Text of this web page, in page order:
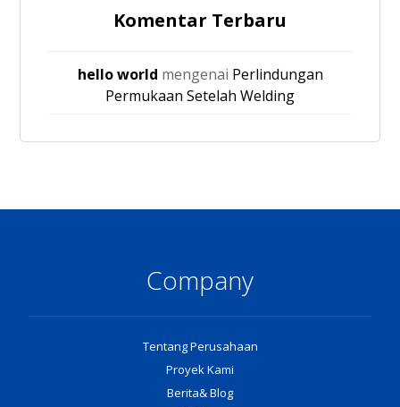
Komentar Terbaru
hello world mengenai Perlindungan
Permukaan Setelah Welding
Company
Tentang Perusahaan
Proyek Kami
Berita& Blog